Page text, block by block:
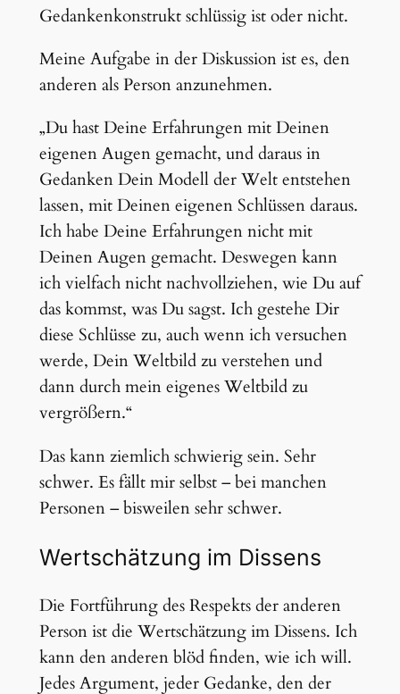
Gedankenkonstrukt schlüssig ist oder nicht.
Meine Aufgabe in der Diskussion ist es, den
anderen als Person anzunehmen.
„Du hast Deine Erfahrungen mit Deinen
eigenen Augen gemacht, und daraus in
Gedanken Dein Modell der Welt entstehen
lassen, mit Deinen eigenen Schlüssen daraus.
Ich habe Deine Erfahrungen nicht mit
Deinen Augen gemacht. Deswegen kann
ich vielfach nicht nachvollziehen, wie Du auf
das kommst, was Du sagst. Ich gestehe Dir
diese Schlüsse zu, auch wenn ich versuchen
werde, Dein Weltbild zu verstehen und
dann durch mein eigenes Weltbild zu
vergrößern.“
Das kann ziemlich schwierig sein. Sehr
schwer. Es fällt mir selbst – bei manchen
Personen – bisweilen sehr schwer.
Wertschätzung im Dissens
Die Fortführung des Respekts der anderen
Person ist die Wertschätzung im Dissens. Ich
kann den anderen blöd finden, wie ich will.
Jedes Argument, jeder Gedanke, den der